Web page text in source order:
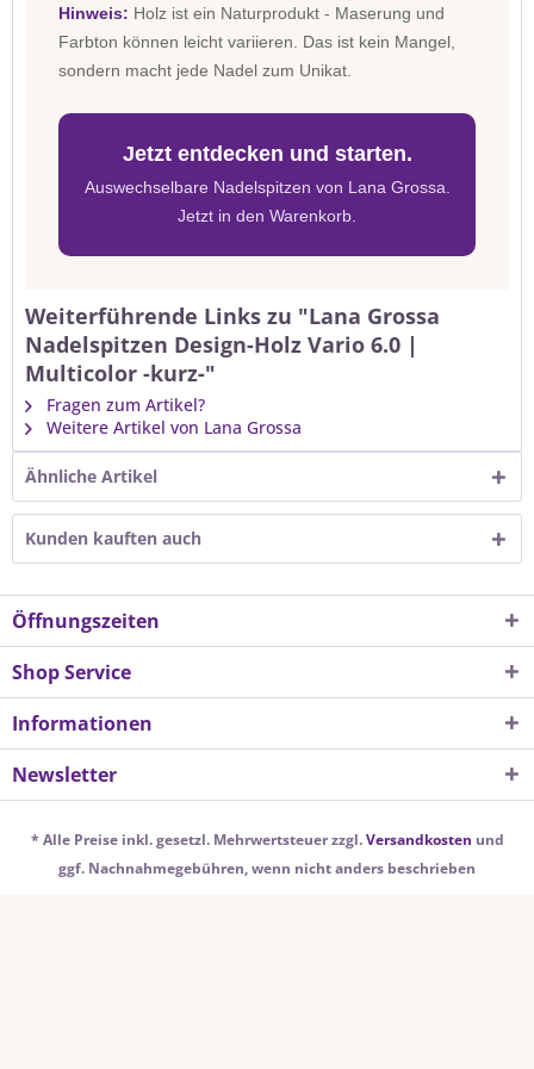
Hinweis: Holz ist ein Naturprodukt - Maserung und
Farbton können leicht variieren. Das ist kein Mangel,
sondern macht jede Nadel zum Unikat.
Jetzt entdecken und starten.
Auswechselbare Nadelspitzen von Lana Grossa.
Jetzt in den Warenkorb.
Weiterführende Links zu "Lana Grossa
Nadelspitzen Design-Holz Vario 6.0 |
Multicolor -kurz-"
Fragen zum Artikel?
Weitere Artikel von Lana Grossa
Ähnliche Artikel
Kunden kauften auch
Öffnungszeiten
Shop Service
Informationen
Newsletter
* Alle Preise inkl. gesetzl. Mehrwertsteuer zzgl.Versandkosten und
ggf. Nachnahmegebühren, wenn nicht anders beschrieben